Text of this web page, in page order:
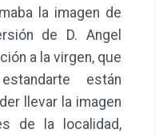
la imagen de
de D. Angel
a la virgen, que
están
llevar la imagen
de la localidad,